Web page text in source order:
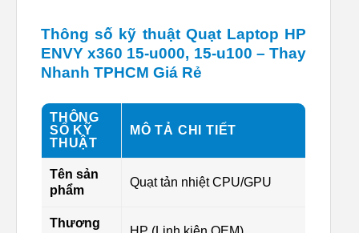
Thông số kỹ thuật Quạt Laptop HP
ENVY x360 15-u000, 15-u100 – Thay
Nhanh TPHCM Giá Rẻ
THÔNG
SỐ KỸ
THUẬT
MÔ TẢ CHI TIẾT
Tên sản
phẩm
Quạt tản nhiệt CPU/GPU
Thương